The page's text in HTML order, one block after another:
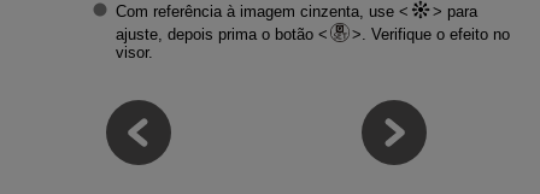
Com referência à imagem cinzenta, use
para
ajuste, depois prima o botão
. Verifique o efeito no
visor.